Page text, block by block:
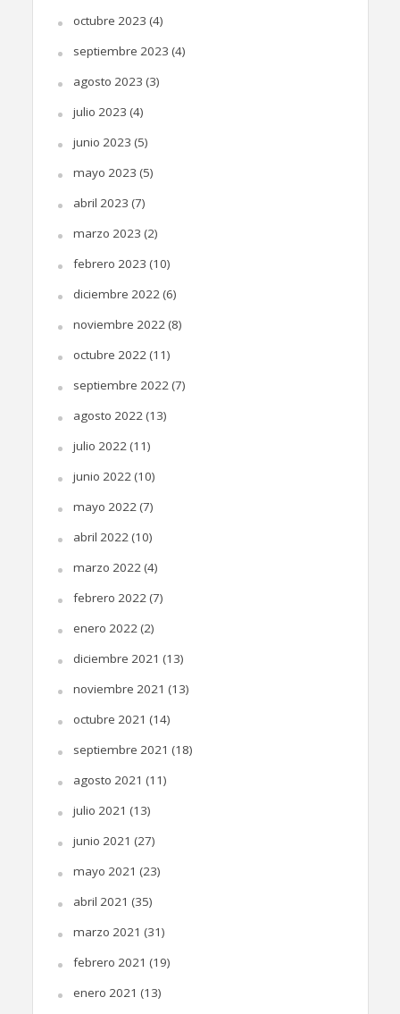
octubre 2023 (4)
septiembre 2023 (4)
agosto 2023 (3)
julio 2023 (4)
junio 2023 (5)
mayo 2023 (5)
abril 2023 (7)
marzo 2023 (2)
febrero 2023 (10)
diciembre 2022(6)
noviembre 2022(8)
octubre 2022(11)
septiembre 2022(7)
agosto 2022(13)
julio 2022(11)
junio 2022(10)
mayo 2022(7)
abril 2022(10)
marzo 2022(4)
febrero 2022(7)
enero 2022(2)
diciembre 2021 (13)
noviembre 2021 (13)
octubre 2021 (14)
septiembre 2021 (18)
agosto 2021 (11)
julio 2021 (13)
junio 2021 (27)
mayo 2021 (23)
abril 2021 (35)
marzo 2021 (31)
febrero 2021 (19)
enero 2021 (13)